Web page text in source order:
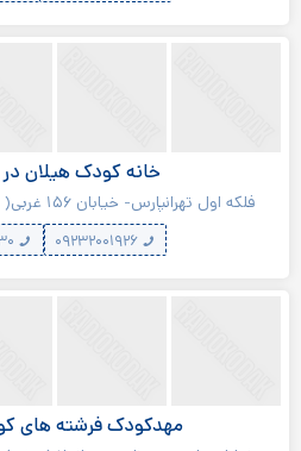
خانه کودک هیلان در
فلکه اول
آهنی آمینه و‌
۰۹۲۳۲۰۰۱۹۲۶
مهدکودک فرشته های